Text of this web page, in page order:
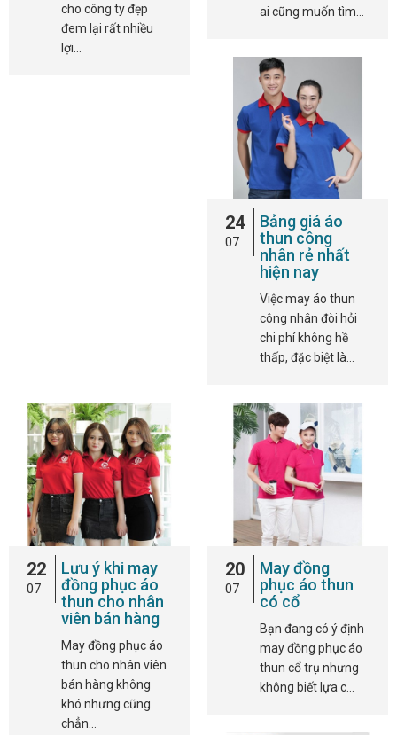
cho công ty đẹp
đem lại rất nhiều
lợi…
ai cũng muốn tìm…
24
07
Bảng giá áo
thun công
nhân rẻ nhất
hiện nay
Việc may áo thun
công nhân đòi hỏi
chi phí không hề
thấp, đặc biệt là…
22
07
Lưu ý khi may
đồng phục áo
thun cho nhân
viên bán hàng
May đồng phục áo
thun cho nhân viên
bán hàng không
khó nhưng cũng
chẳn…
20
07
May đồng
phục áo thun
có cổ
Bạn đang có ý định
may đồng phục áo
thun cổ trụ nhưng
không biết lựa c…